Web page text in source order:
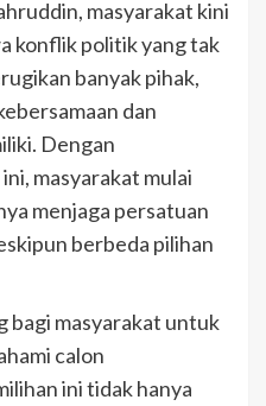
masyarakat kini
konflik politik yang tak
banyak pihak,
dan
Dengan
masyarakat mulai
menjaga persatuan
berbeda pilihan
bagi masyarakat untuk
calon
ini tidak hanya